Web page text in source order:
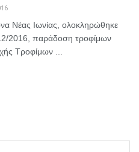
Νέας Ιωνίας, ολοκληρώθηκε
2016, παράδοση τροφίμων
Τροφίμων ...